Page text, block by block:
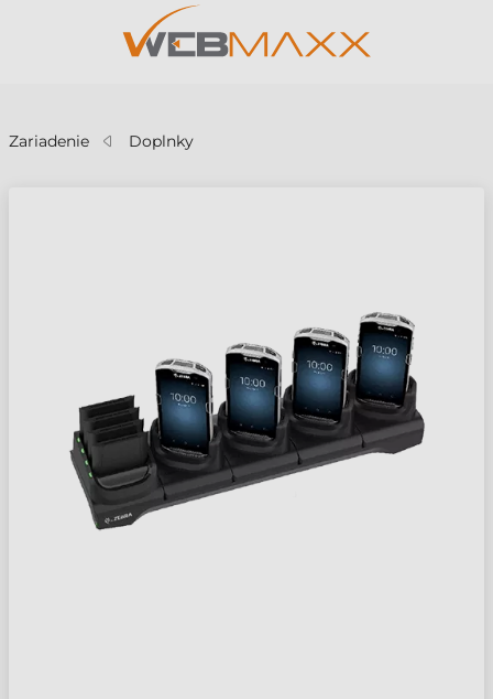
Zariadenie Doplnky